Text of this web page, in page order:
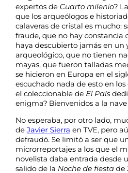
expertos de Cuarto milenio?
que los arqueólogos e
calaveras de cristal es mucho:
fraude, que no hay constancia
haya descubierto jamás en un
arqueológico, que no tienen
mayas, que fueron talladas
se hicieron en Europa en el
escuchado nada de esto en
el coleccionable de El País
enigma? Bienvenidos a la
No esperaba, por otro lado,
de Javier Sierra en TVE, pero
defraudó. Se limitó a ser que
microrreportajes a los que el
novelista daba entrada desde
salido de la Noche de fiesta de